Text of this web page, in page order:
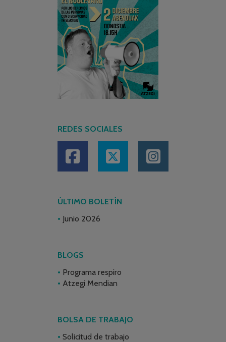
REDES SOCIALES
ÚLTIMO BOLETÍN
Junio 2026
BLOGS
Programa respiro
Atzegi Mendian
BOLSA DE TRABAJO
Solicitud de trabajo